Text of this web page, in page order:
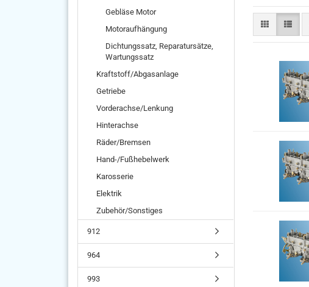
Gebläse Motor
Motoraufhängung
Dichtungssatz, Reparatursätze,
Wartungssatz
Kraftstoff/Abgasanlage
Getriebe
Vorderachse/Lenkung
Hinterachse
Räder/Bremsen
Hand-/Fußhebelwerk
Karosserie
Elektrik
Zubehör/Sonstiges
912
964
993